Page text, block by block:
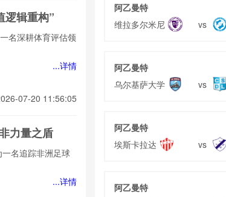
逻辑重构”
名深耕体育评估领
...详情
07-20 11:56:05
力量之盾
名追踪非洲足球
...详情
02月25日 维罗纳vs佛罗伦萨 全
02月24日 都灵vsAC米兰 全场
阿乙曼特
维拉多尔米尼
vs
阿乙曼特
乌尔基萨大学
vs
阿乙曼特
埃斯卡拉达
vs
阿乙曼特